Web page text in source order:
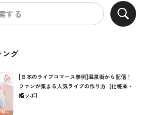
グ
[日本のライブコマース事例]温泉街から配信！
ファンが集まる人気ライブの作り方【化粧品・
姫ラボ】